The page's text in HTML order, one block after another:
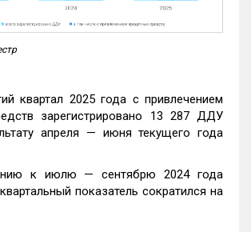
квартал 2025 года с привлечением
зарегистрировано 13 287 ДДУ
апреля — июня текущего года
к июлю — сентябрю 2024 года
показатель сократился на